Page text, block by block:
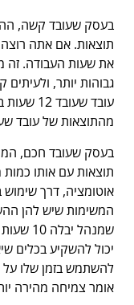
בעסק שעובד קשה,
תוצאות. אם אתה
את שעות העבודה. זה
גבוהות יותר, ולעיתים
עובד
מהתוצאות של עובד שעובד 6
בעסק שעובד חכם,
תוצאות עם אותו
אוטומציה, דרך שימוש
המשימות שיש להן
שמנהל
יכול להשקיע בכלים
להשתמש בזמן שלו על
אומר צמיחה מהירה